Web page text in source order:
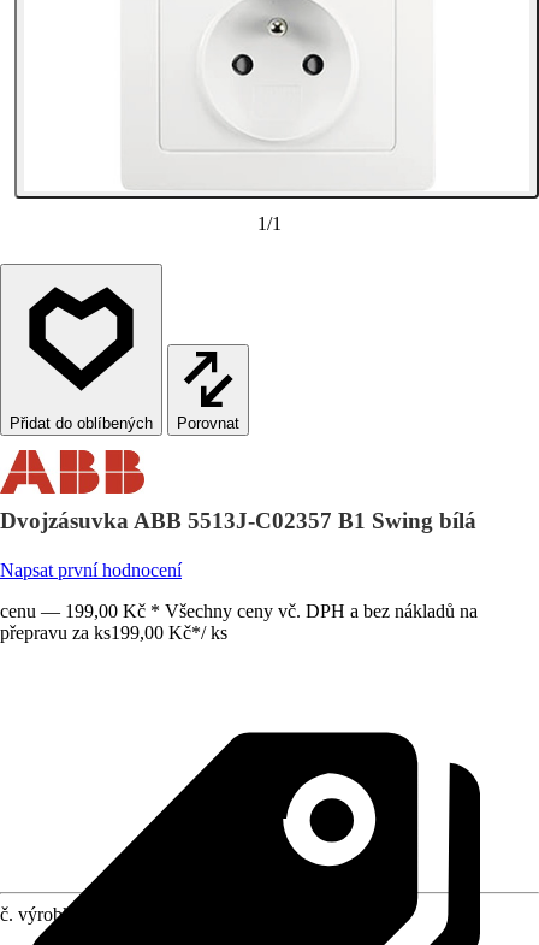
1/1
Porovnat
Dvojzásuvka ABB 5513J-C02357 B1 Swing bílá
Napsat první hodnocení
cenu — 199,00 Kč * Všechny ceny vč. DPH a bez nákladů na
přepravu za ks199,00 Kč*/ ks
č. výrobku